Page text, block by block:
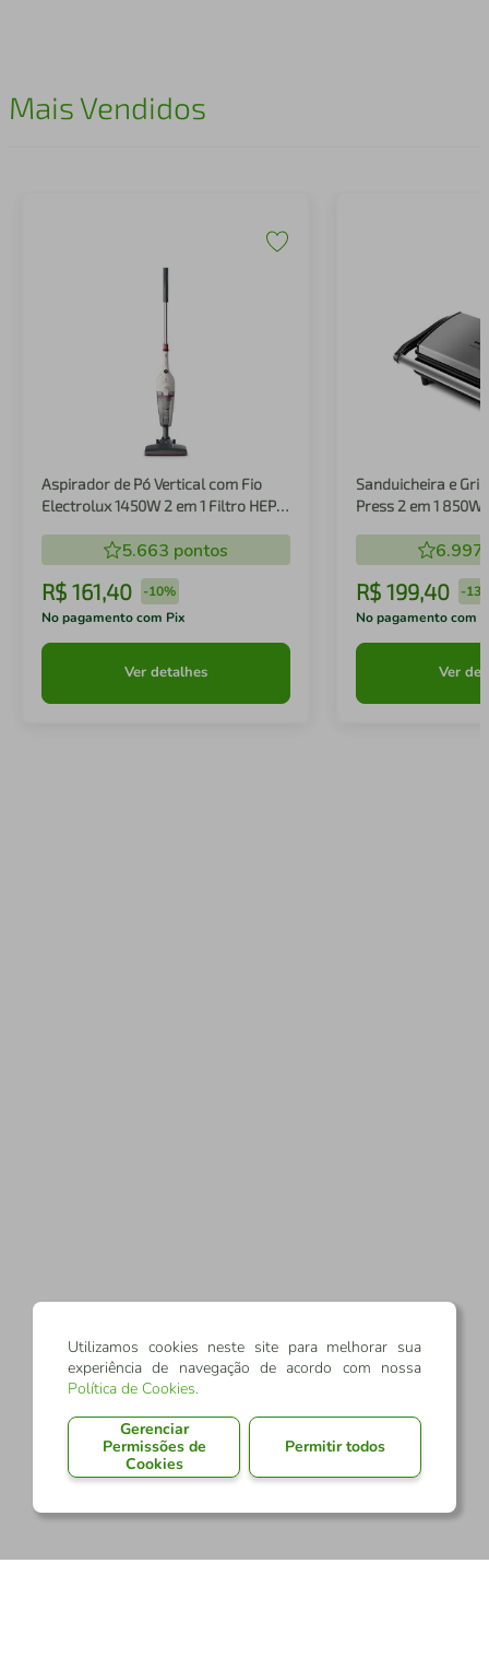
Mais Vendidos
Aspirador de Pó Vertical com Fio
Electrolux 1450W 2 em 1 Filtro HEPA
5.663 pontos
R$ 161,40 -10%
No pagamento com Pix
Ver detalhes
Sanduicheira e
Press 2 em 1 850W
6.997
R$ 199,40 -
No pagamento com
Ver
Utilizamos cookies neste site para melhorar sua
experiência de navegação de acordo com nossa
Política de Cookies.
Gerenciar
Permissões de
Cookies
Permitir todos